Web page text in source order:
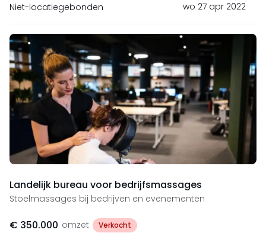
Niet-locatiegebonden wo 27 apr 2022
Landelijk bureau voor bedrijfsmassages
Stoelmassages bij bedrijven en evenementen
€ 350.000 omzet Verkocht